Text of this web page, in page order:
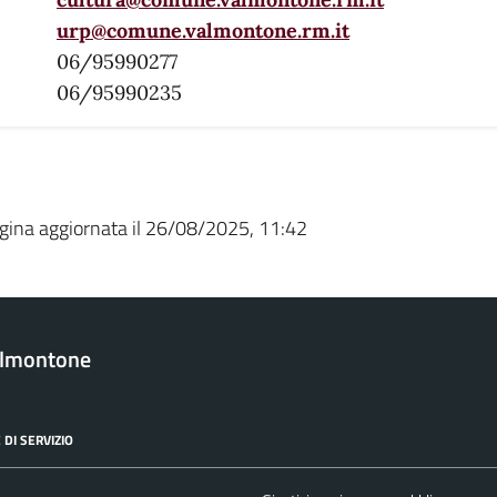
urp@comune.valmontone.rm.it
06/95990277
06/95990235
aggiornata il 26/08/2025, 11:42
DI SERVIZIO